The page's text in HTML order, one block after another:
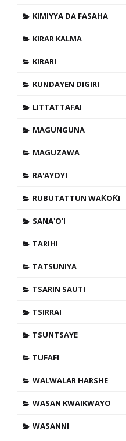
KIMIYYA DA FASAHA
KIRAR KALMA
KIRARI
KUNDAYEN DIGIRI
LITTATTAFAI
MAGUNGUNA
MAGUZAWA
RA'AYOYI
RUBUTATTUN WAƘOƘI
SANA'O'I
TARIHI
TATSUNIYA
TSARIN SAUTI
TSIRRAI
TSUNTSAYE
TUFAFI
WALWALAR HARSHE
WASAN KWAIKWAYO
WASANNI